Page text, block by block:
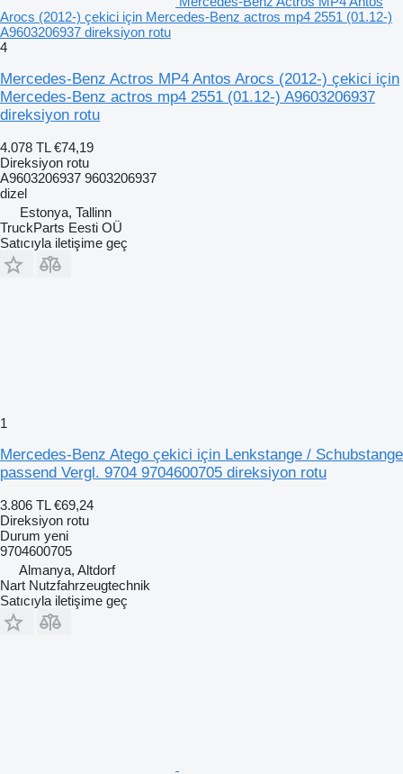
Arocs (2012-) çekici için Mercedes-Benz actros mp4 2551 (01.12-)
A9603206937 direksiyon rotu
4
Mercedes-Benz Actros MP4 Antos Arocs (2012-) çekici için
Mercedes-Benz actros mp4 2551 (01.12-) A9603206937
direksiyon rotu
4.078 TL €74,19
Direksiyon rotu
A9603206937 9603206937
dizel
Estonya, Tallinn
TruckParts Eesti OÜ
Satıcıyla iletişime geç
1
Mercedes-Benz Atego çekici için Lenkstange / Schubstange
passend Vergl. 9704 9704600705 direksiyon rotu
3.806 TL €69,24
Direksiyon rotu
Durum yeni
9704600705
Almanya, Altdorf
Nart Nutzfahrzeugtechnik
Satıcıyla iletişime geç